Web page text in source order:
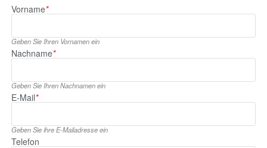
Vorname*
Geben Sie Ihren Vornamen ein
Nachname*
Geben Sie Ihren Nachnamen ein
E‑Mail*
Geben Sie ihre E‑Mailadresse ein
Telefon